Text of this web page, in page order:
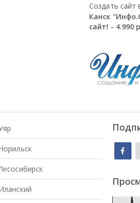
Создать сайт
Канск
сайт! - 4.990